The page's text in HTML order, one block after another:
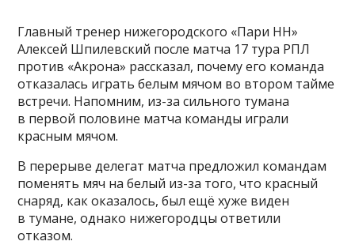
Главный тренер нижегородского «Пари НН»
Алексей Шпилевский после матча 17 тура РПЛ
против «Акрона» рассказал, почему его команда
отказалась играть белым мячом во втором тайме
встречи. Напомним, из-за сильного тумана
в первой половине матча команды играли
красным мячом.
В перерыве делегат матча предложил командам
поменять мяч на белый из-за того, что красный
снаряд, как оказалось, был ещё хуже виден
в тумане, однако нижегородцы ответили
отказом.